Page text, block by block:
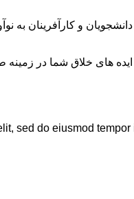
و کارآفرینان
خلاق شما در زمینه
sed do eiusmod